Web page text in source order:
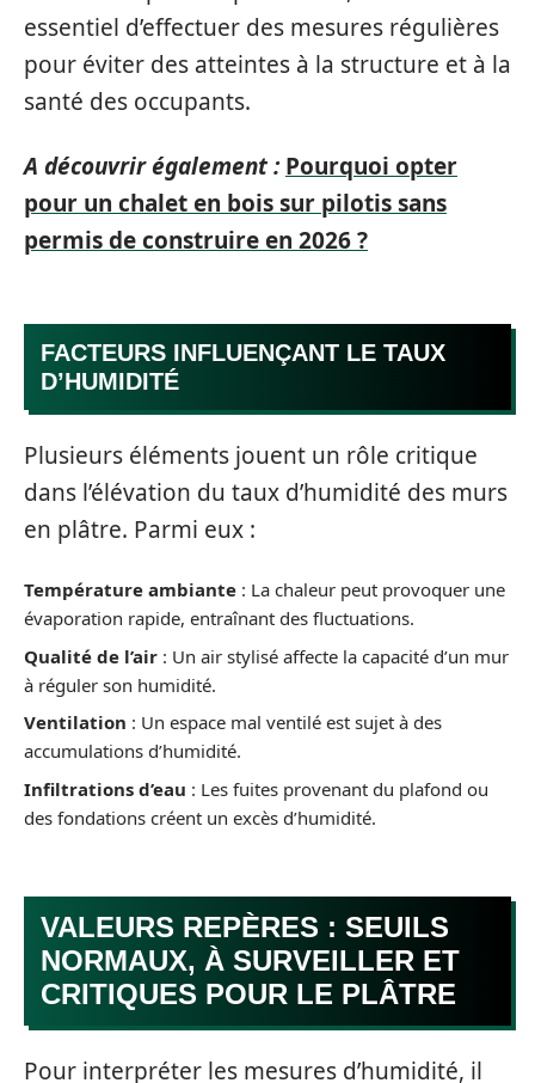
essentiel d’effectuer des mesures régulières
pour éviter des atteintes à la structure et à la
santé des occupants.
A découvrir également : Pourquoi opter
pour un chalet en bois sur pilotis sans
permis de construire en 2026 ?
FACTEURS INFLUENÇANT LE TAUX
D’HUMIDITÉ
Plusieurs éléments jouent un rôle critique
dans l’élévation du taux d’humidité des murs
en plâtre. Parmi eux :
Température ambiante : La chaleur peut provoquer une
évaporation rapide, entraînant des fluctuations.
Qualité de l’air : Un air stylisé affecte la capacité d’un mur
à réguler son humidité.
Ventilation : Un espace mal ventilé est sujet à des
accumulations d’humidité.
Infiltrations d’eau : Les fuites provenant du plafond ou
des fondations créent un excès d’humidité.
VALEURS REPÈRES : SEUILS
NORMAUX, À SURVEILLER ET
CRITIQUES POUR LE PLÂTRE
Pour interpréter les mesures d’humidité, il